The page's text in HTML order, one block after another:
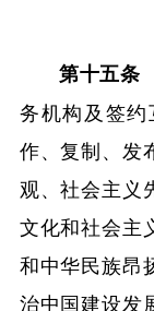
第十五条
务机构及签
作、复制、发
观、社会主义
文化和社会主
和中华民族昂
治中国建设发